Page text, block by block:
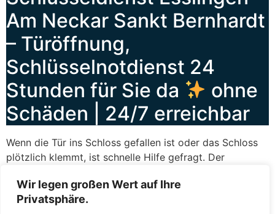
Wir legen großen Wert auf Ihre
Privatsphäre.
Am Neckar Sankt Bernhardt
– Türöffnung,
Schlüsselnotdienst 24
Stunden für Sie da
ohne
Schäden | 24/7 erreichbar
Wenn die Tür ins Schloss gefallen ist oder das Schloss
plötzlich klemmt, ist schnelle Hilfe gefragt. Der
Bernhardt leistetSoforthilfe in genau solchen
Situationen – zuverlässig, kompetent und rund um die